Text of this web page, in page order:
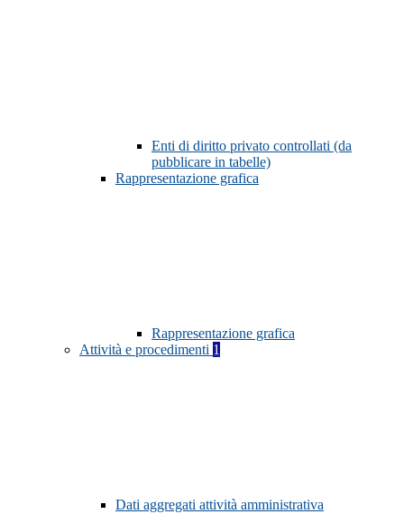
Enti di diritto privato controllati (da
pubblicare in tabelle)
Rappresentazione grafica
Rappresentazione grafica
Attività e procedimenti 1
Dati aggregati attività amministrativa